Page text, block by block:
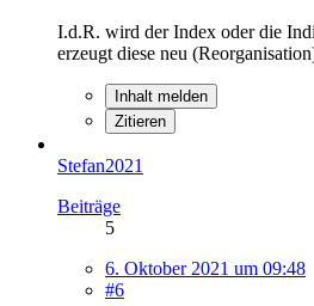
I.d.R. wird der Index oder die
erzeugt diese neu
Inhalt melden
Zitieren
Stefan2021
Beiträge
5
6. Oktober 2021 um 09:48
#6